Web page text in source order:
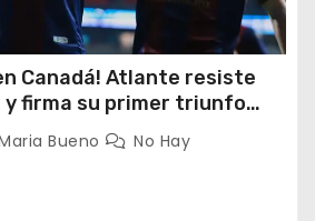
Canadá! Atlante resiste
y firma su primer triunfo
Cup
Bueno
No Hay